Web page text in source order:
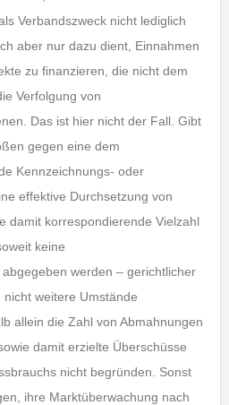
Verbandszweck nicht lediglich
aber nur dazu dient, Einnahmen
zu finanzieren, die nicht dem
Verfolgung von
Das ist hier nicht der Fall. Gibt
gegen eine dem
Kennzeichnungs- oder
effektive Durchsetzung von
damit korrespondierende Vielzahl
keine
werden – gerichtlicher
weitere Umstände
allein die Zahl von Abmahnungen
damit erzielte Überschüsse
nicht begründen. Sonst
ihre Marktüberwachung nach